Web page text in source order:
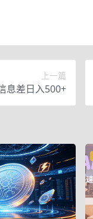
上一篇
息差日入500+